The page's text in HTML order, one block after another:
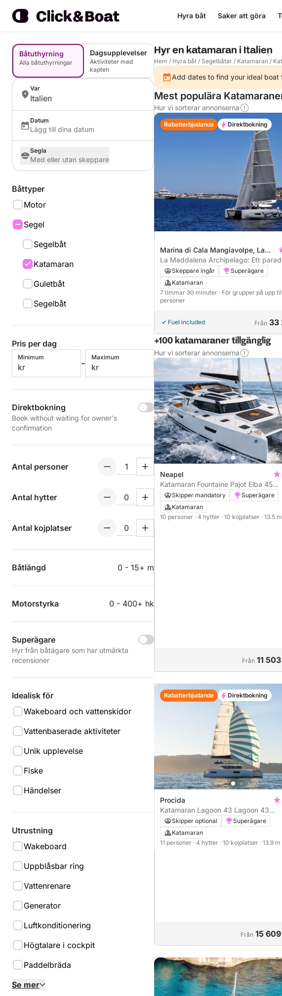
Hyra båt Saker att göra
Båtuthyrning
Alla båtuthyrningar
Dagsupplevelser
Aktiviteter med
kapten
Var
Italien
Datum
Lägg till dina datum
Segla
Med eller utan skeppare
Båttyper
Motor
Segel
Segelbåt
Katamaran
Guletbåt
Segelbåt
Pris per dag
Minimum
kr -
Maximum
kr
Direktbokning
Book without waiting for owner's
confirmation
Antal personer
Antal hytter
Antal kojplatser
Båtlängd 0 - 15+ m
Motorstyrka 0 - 400+ hk
Superägare
Hyr från båtägare som har utmärkta
recensioner
Idealisk för
Wakeboard och vattenskidor
Vattenbaserade aktiviteter
Unik upplevelse
Fiske
Händelser
Utrustning
Wakeboard
Uppblåsbar ring
Vattenrenare
Generator
Luftkonditionering
Högtalare i cockpit
Paddelbräda
Se mer
Hyr en katamaran i Italien
Hem / Hyra båt / Segelbåtar / Katamaran /
Add dates to find your ideal boat
Mest populära
Hur vi sorterar annonserna
Marina di Cala Mangiavolpe, La
Maddalena, Italy
La Maddalena Archipelago: Ett
Sardinien
Skeppare ingår
Superägare
Katamaran
7 timmar 30 minuter · För grupper på upp
personer
Fuel included Från 33
Rabatterbjudande Direktbokning
+100 katamaraner tillgänglig
Hur vi sorterar annonserna
Neapel
Katamaran Fountaine Pajot Elba 45
13mSkipper mandatory
Superägare
Katamaran
10 personer · 4 hytter · 10 kojplatser · 13.5 m
Från 11
Procida
Katamaran Lagoon 43 Lagoon 43
14mSkipper optional
Superägare
Katamaran
11 personer · 4 hytter · 10 kojplatser · 13.9 m
Från 15
Rabatterbjudande Direktbokning